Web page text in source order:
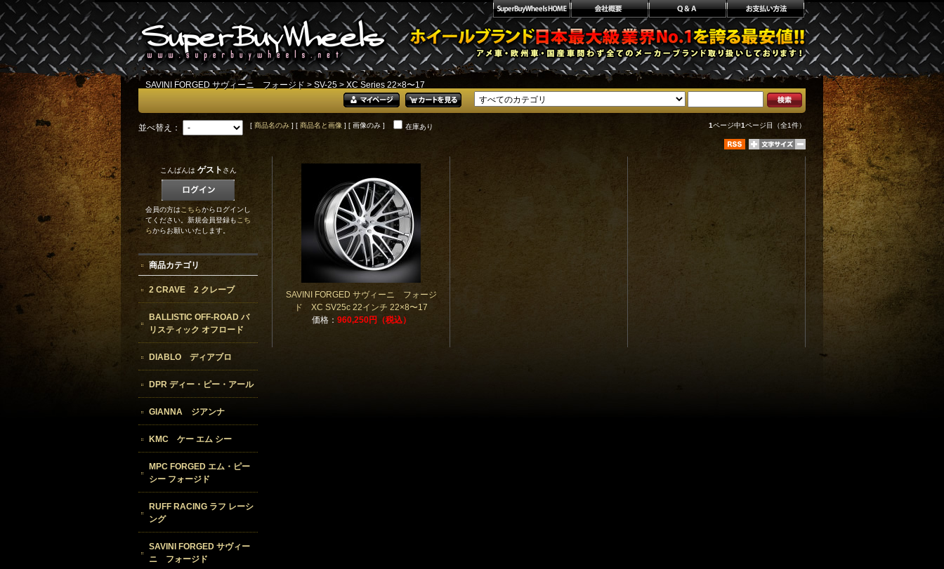
SAVINI FORGED サヴィーニ フォージド > SV-25 > XC Series 22×8〜17
並べ替え： [ 商品名のみ ] [ 商品名と画像 ] [ 画像のみ ] 在庫あり 1ページ中1ページ目（全1件）
SAVINI FORGED サヴィーニ フォージ
ド XC SV25c 22インチ 22×8〜17
価格： 960,250円（税込）
こんばんは ゲスト さん
会員の方はこちらからログインし
てください。新規会員登録もこち
らからお願いいたします。
商品カテゴリ
2 CRAVE 2 クレーブ
BALLISTIC OFF-ROAD バ
リスティック オフロード
DIABLO ディアブロ
DPR ディー・ピー・アール
GIANNA ジアンナ
KMC ケー エム シー
MPC FORGED エム・ピー
シー フォージド
RUFF RACING ラフ レーシ
ング
SAVINI FORGED サヴィー
ニ フォージド